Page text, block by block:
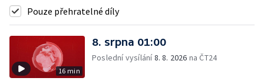
Pouze přehratelné díly
16 min
8. srpna 01:00
Poslední vysílání8. 8. 2026 na ČT24